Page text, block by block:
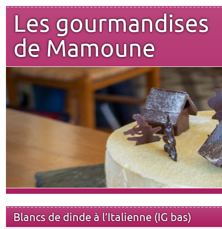
Les gourmandises
de Mamoune
Blancs de dinde à l’Italienne (IG bas)